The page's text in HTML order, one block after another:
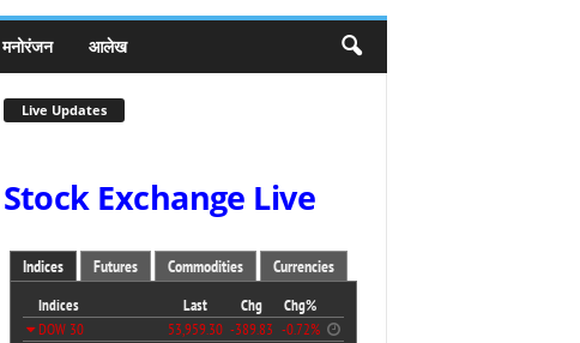
मनोरंजन आलेख
Live Updates
Stock Exchange Live